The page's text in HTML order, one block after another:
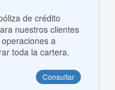
de crédito
nuestros clientes
a
toda la cartera.
Consultar